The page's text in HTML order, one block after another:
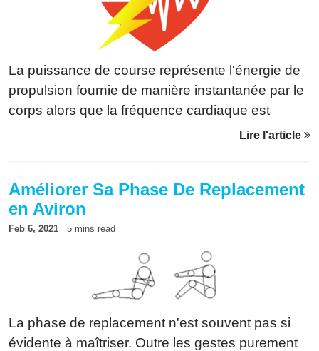
l’ignorer. Tutoriels en Vidéo Vivoactive 3
La puissance de course représente l'énergie de
propulsion fournie de manière instantanée par le
corps alors que la fréquence cardiaque est
proportionnelle à l'énergie consommée. L'objectif
Lire l'article
Améliorer Sa Phase De Replacement
en Aviron
Feb 6, 2021 5 mins read
La phase de replacement n'est souvent pas si
évidente à maîtriser. Outre les gestes purement